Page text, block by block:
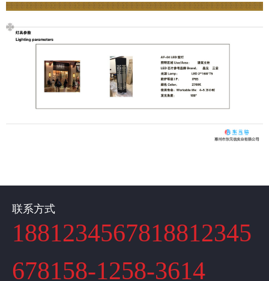
联系方式
1881234567818812345
678158-1258-3614